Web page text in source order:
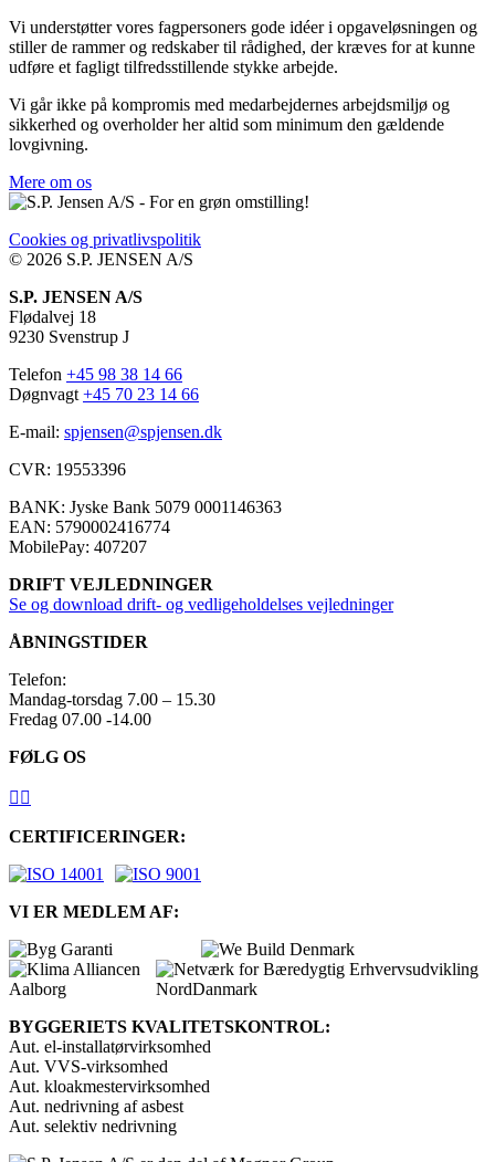
Vi understøtter vores fagpersoners gode idéer i opgaveløsningen og
stiller de rammer og redskaber til rådighed, der kræves for at kunne
udføre et fagligt tilfredsstillende stykke arbejde.
Vi går ikke på kompromis med medarbejdernes arbejdsmiljø og
sikkerhed og overholder her altid som minimum den gældende
lovgivning.
Mere om os
Cookies og privatlivspolitik
© 2026 S.P. JENSEN A/S​
S.P. JENSEN A/S
Flødalvej 18
9230 Svenstrup J
Telefon +45 98 38 14 66
Døgnvagt +45 70 23 14 66
E-mail: spjensen@spjensen.dk
CVR: 19553396
BANK: Jyske Bank 5079 0001146363​
EAN: 5790002416774
MobilePay: 407207​
DRIFT VEJLEDNINGER
Se og download drift- og vedligeholdelses vejledninger
ÅBNINGSTIDER
Telefon:
Mandag-torsdag 7.00 – 15.30
Fredag 07.00 -14.00
FØLG OS
 
CERTIFICERINGER:
VI ER MEDLEM AF:
BYGGERIETS KVALITETSKONTROL:
Aut. el-installatørvirksomhed
Aut. VVS-virksomhed
Aut. kloakmestervirksomhed
Aut. nedrivning af asbest
Aut. selektiv nedrivning